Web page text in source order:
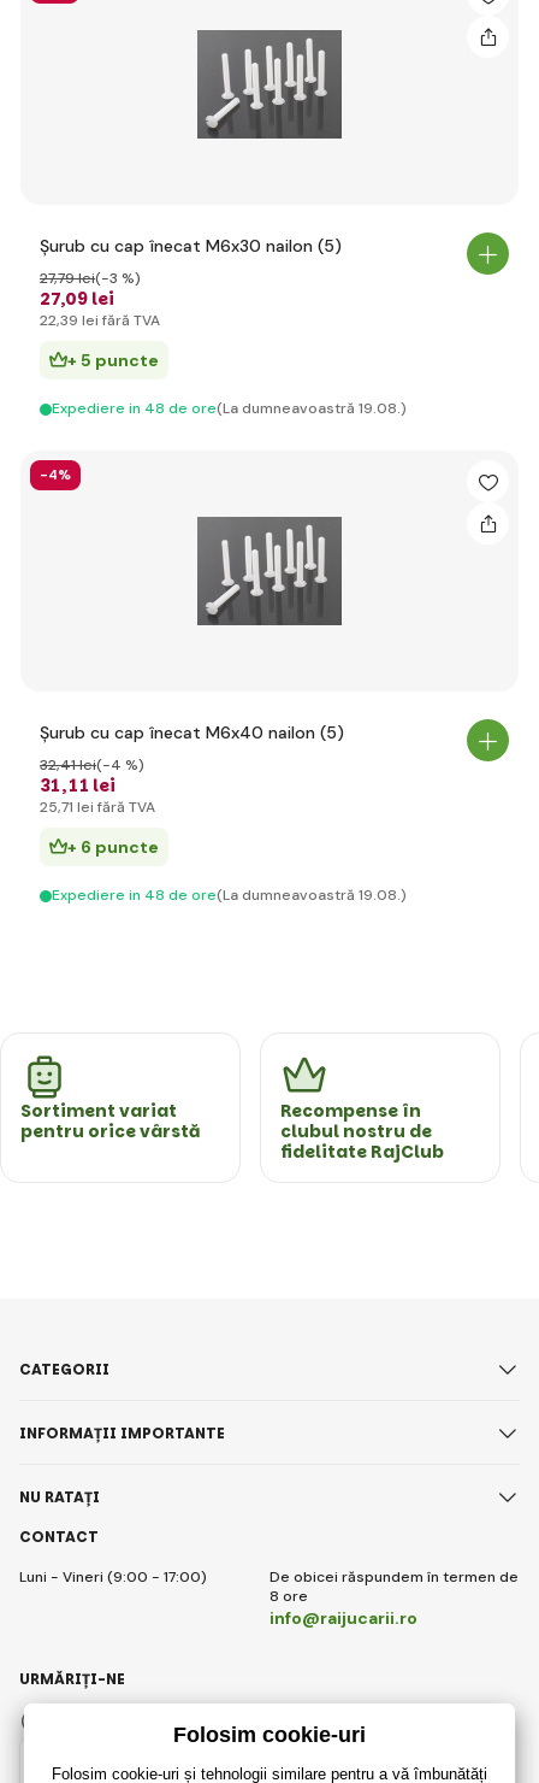
Șurub cu cap înecat M6x30 nailon (5)
27,09 lei
27,79 lei(-3 %)
22,39 lei fără TVA
+ 5 puncte
Expediere in 48 de ore(La dumneavoastră 19.08.)
-4%
Șurub cu cap înecat M6x40 nailon (5)
31,11 lei
32,41 lei(-4 %)
25,71 lei fără TVA
+ 6 puncte
Expediere in 48 de ore(La dumneavoastră 19.08.)
Sortiment variat
pentru orice vârstă
Recompense în
clubul nostru de
fidelitate RajClub
CONTACT
Luni - Vineri (9:00 - 17:00)
De obicei răspundem în termen de
8 ore
info@raijucarii.ro
CATEGORII
INFORMAȚII IMPORTANTE
NU RATAȚI
Romanian
URMĂRIȚI-NE
Instagram